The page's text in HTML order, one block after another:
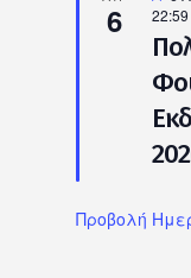
6
22:59
Προβολή